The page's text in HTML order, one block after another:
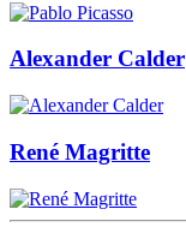
Alexander Calder
René Magritte